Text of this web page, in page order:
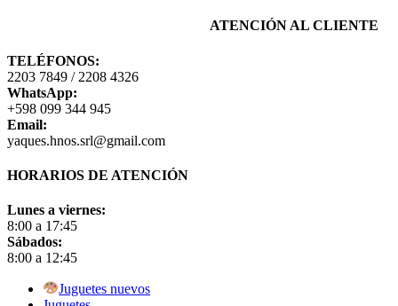
ATENCIÓN AL CLIENTE
TELÉFONOS:
2203 7849 / 2208 4326
WhatsApp:
+598 099 344 945
Email:
yaques.hnos.srl@gmail.com
HORARIOS DE ATENCIÓN
Lunes a viernes:
8:00 a 17:45
Sábados:
8:00 a 12:45
Close
Juguetes nuevos